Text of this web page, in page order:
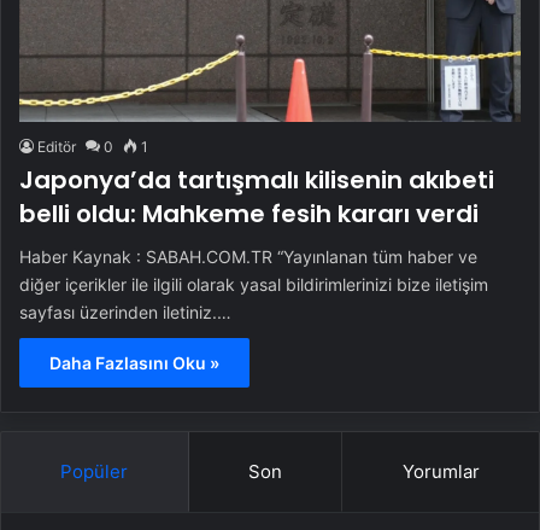
Editör 0 1
Japonya’da tartışmalı kilisenin akıbeti
belli oldu: Mahkeme fesih kararı verdi
Haber Kaynak : SABAH.COM.TR “Yayınlanan tüm haber ve
diğer içerikler ile ilgili olarak yasal bildirimlerinizi bize iletişim
sayfası üzerinden iletiniz.…
Daha Fazlasını Oku »
Popüler Son Yorumlar